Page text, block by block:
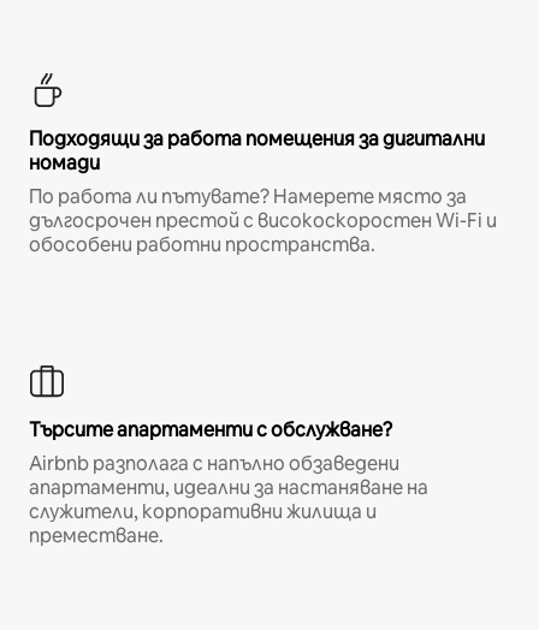
Подходящи за работа помещения за дигитални
номади
По работа ли пътувате? Намерете място за
дългосрочен престой с високоскоростен Wi-Fi и
обособени работни пространства.
Търсите апартаменти с обслужване?
Airbnb разполага с напълно обзаведени
апартаменти, идеални за настаняване на
служители, корпоративни жилища и
преместване.